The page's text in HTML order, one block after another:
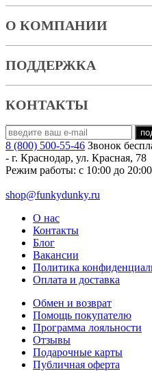
О КОМПАНИИ
ПОДДЕРЖКА
КОНТАКТЫ
8 (800) 500-55-46 Звонок
- г. Краснодар, ул. Красная, 78
Режим работы: с 10:00 до
shop@funkydunky.ru
О нас
Контакты
Блог
Вакансии
Политика
Оплата и доставка
Обмен и возврат
Помощь покупателю
Программа лояльности
Отзывы
Подарочные карты
Публичная оферта